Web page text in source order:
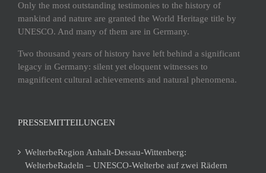
Only the most outstanding testimonies to the history of
mankind and nature are granted the World Heritage title by
UNESCO. And many of them are in Germany.
Two thousand years of history have left behind a significant
legacy in Germany: silent yet eloquent witnesses to
magnificent cultural achievements and natural phenomena.
PRESSEMITTEILUNGEN
WelterbeRegion Anhalt-Dessau-Wittenberg:
WelterbeRadeln – UNESCO-Welterbe auf zwei Rädern